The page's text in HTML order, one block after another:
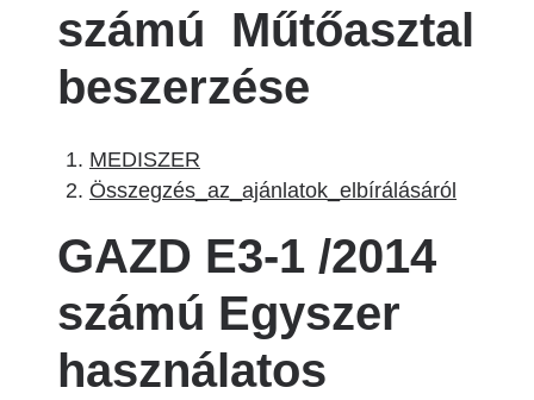
számú Műtőasztal
beszerzése
MEDISZER
Összegzés_az_ajánlatok_elbírálásáról
GAZD E3-1 /2014
számú Egyszer
használatos